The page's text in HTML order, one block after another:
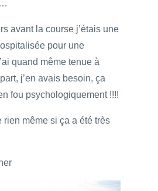
avant la course j’étais une
pour une
quand même tenue à
j’en avais besoin, ça
fou psychologiquement !!!!
rien même si ça a été très